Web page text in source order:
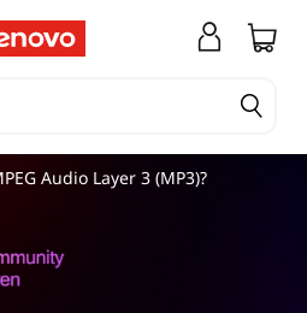
Audio Layer 3 (MP3)?